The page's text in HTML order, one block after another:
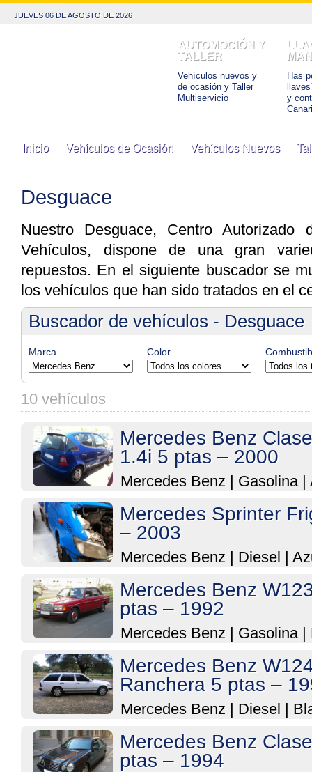
JUEVES 06 DE AGOSTO DE 2026
AUTOMOCIÓN Y
TALLER
Vehículos nuevos y
de ocasión y Taller
Multiservicio
Has
y
Inicio Vehículos de Ocasión Vehículos Nuevos
Desguace
Nuestro Desguace, Centro Autorizado
Vehículos, dispone de una gran
repuestos. En el siguiente buscador se
los vehículos que han sido tratados en el
Buscador de vehículos - Desguace
Marca Color
10 vehículos
Mercedes Benz
1.4i 5 ptas – 2000
Mercedes Benz | Gasolina|
Mercedes Sprinter
– 2003
Mercedes Benz | Diesel |
Mercedes Benz
ptas – 1992
Mercedes Benz | Gasolina|
Mercedes Benz
Ranchera 5 ptas –
Mercedes Benz | Diesel |
Mercedes Benz
ptas – 1994